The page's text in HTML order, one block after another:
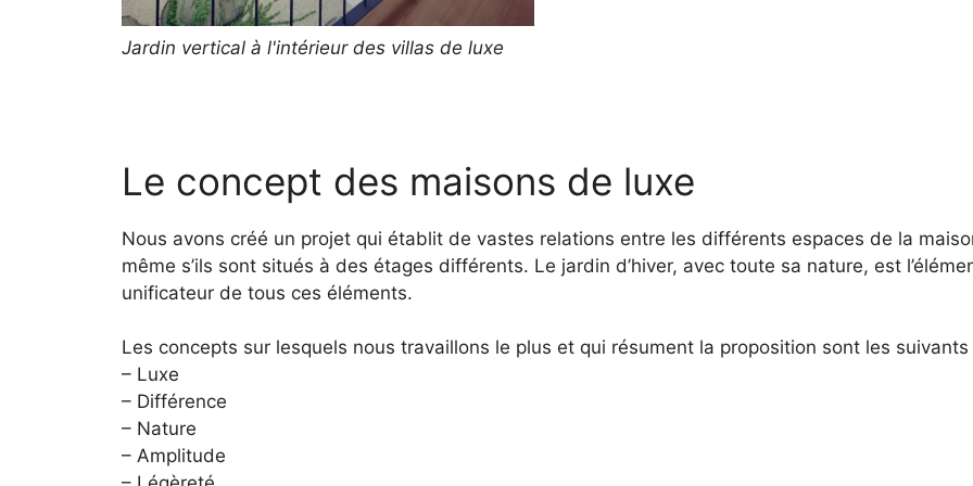
Jardin vertical à l'intérieur des villas de luxe
Le concept des maisons de luxe
Nous avons créé un projet qui établit de vastes relations entre les différents espaces de la
même s’ils sont situés à des étages différents. Le jardin d’hiver, avec toute sa nature, est
unificateur de tous ces éléments.
Les concepts sur lesquels nous travaillons le plus et qui résument la proposition sont les suivants
– Luxe
– Différence
– Nature
– Amplitude